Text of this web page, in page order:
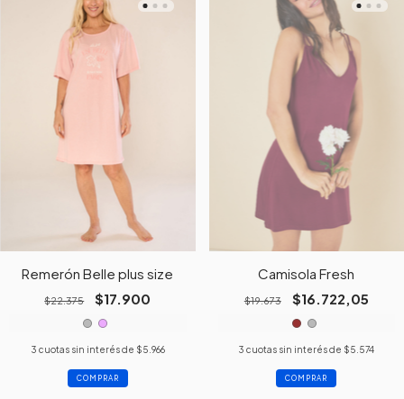
Remerón Belle plus size
$22.375 $17.900
3 cuotas sin interés de $5.966
COMPRAR
Camisola Fresh
$19.673 $16.722,05
3 cuotas sin interés de $5.574
COMPRAR